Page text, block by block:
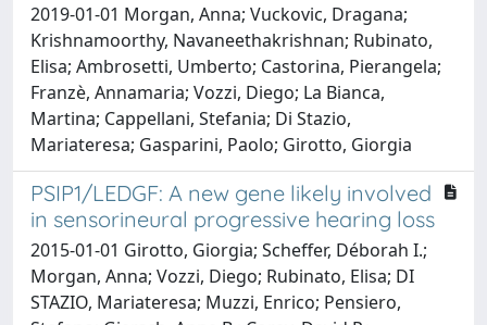
2019-01-01 Morgan, Anna; Vuckovic, Dragana;
Krishnamoorthy, Navaneethakrishnan; Rubinato,
Elisa; Ambrosetti, Umberto; Castorina, Pierangela;
Franzè, Annamaria; Vozzi, Diego; La Bianca,
Martina; Cappellani, Stefania; Di Stazio,
Mariateresa; Gasparini, Paolo; Girotto, Giorgia
PSIP1/LEDGF: A new gene likely involved
in sensorineural progressive hearing loss
2015-01-01 Girotto, Giorgia; Scheffer, Déborah I.;
Morgan, Anna; Vozzi, Diego; Rubinato, Elisa; DI
STAZIO, Mariateresa; Muzzi, Enrico; Pensiero,